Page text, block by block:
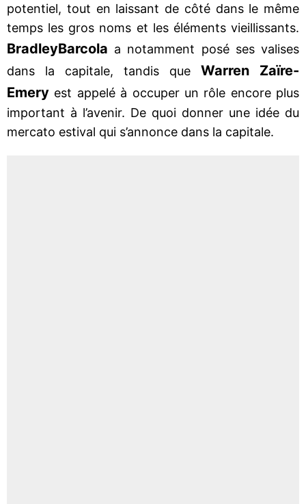
potentiel, tout en laissant de côté dans le même
temps les gros noms et les éléments vieillissants.
BradleyBarcola a notamment posé ses valises
dans la capitale, tandis que Warren Zaïre-
Emery est appelé à occuper un rôle encore plus
important à l’avenir. De quoi donner une idée du
mercato estival qui s’annonce dans la capitale.